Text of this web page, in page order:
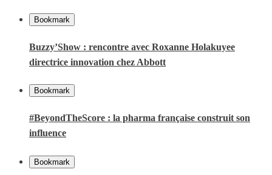
Bookmark
Buzzy’Show : rencontre avec Roxanne Holakuyee
directrice innovation chez Abbott
Bookmark
#BeyondTheScore : la pharma française construit son
influence
Bookmark